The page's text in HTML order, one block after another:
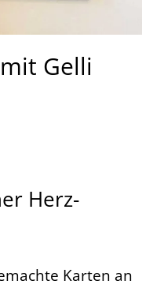
Gelli
Herz-
Karten an